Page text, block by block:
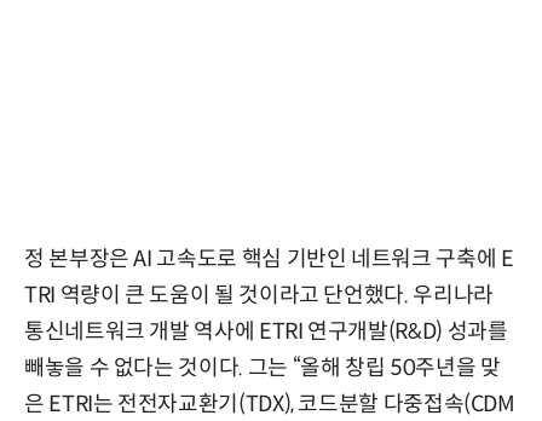
정 본부장은 AI 고속도로 핵심 기반인 네트워크 구축에 E
TRI 역량이 큰 도움이 될 것이라고 단언했다. 우리나라
통신네트워크 개발 역사에 ETRI 연구개발(R&D) 성과를
빼놓을 수 없다는 것이다. 그는 “올해 창립 50주년을 맞
은 ETRI는 전전자교환기(TDX), 코드분할 다중접속(CDM